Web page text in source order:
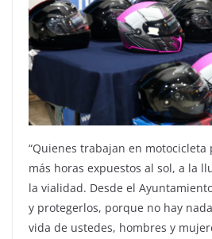
“Quienes trabajan en motocicleta
más horas expuestos al sol, a la
la vialidad. Desde el
y protegerlos, porque no hay
vida de ustedes, hombres y